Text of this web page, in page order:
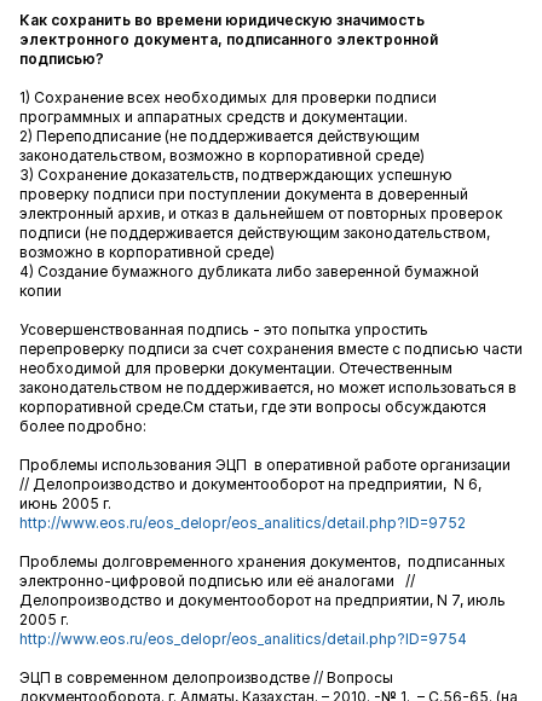
Как сохранить во времени юридическую значимость
электронного документа, подписанного электронной
подписью?
1) Сохранение всех необходимых для проверки подписи
программных и аппаратных средств и документации.
2) Переподписание (не поддерживается действующим
законодательством, возможно в корпоративной среде)
3) Сохранение доказательств, подтверждающих успешную
проверку подписи при поступлении документа в доверенный
электронный архив, и отказ в дальнейшем от повторных проверок
подписи (не поддерживается действующим законодательством,
возможно в корпоративной среде)
4) Создание бумажного дубликата либо заверенной бумажной
копии
Усовершенствованная подпись - это попытка упростить
перепроверку подписи за счет сохранения вместе с подписью части
необходимой для проверки документации. Отечественным
законодательством не поддерживается, но может использоваться в
корпоративной среде.См статьи, где эти вопросы обсуждаются
более подробно:
Проблемы использования ЭЦП в оперативной работе организации
// Делопроизводство и документооборот на предприятии, N 6,
июнь 2005 г.
http://www.eos.ru/eos_delopr/eos_analitics/detail.php?ID=9752
Проблемы долговременного хранения документов, подписанных
электронно-цифровой подписью или её аналогами //
Делопроизводство и документооборот на предприятии, N 7, июль
2005 г.
http://www.eos.ru/eos_delopr/eos_analitics/detail.php?ID=9754
ЭЦП в современном делопроизводстве // Вопросы
документооборота. г. Алматы, Казахстан. – 2010. -№ 1. – С.56-65. (на